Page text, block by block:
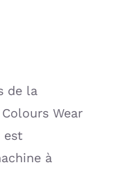
de la
Wear
est
à